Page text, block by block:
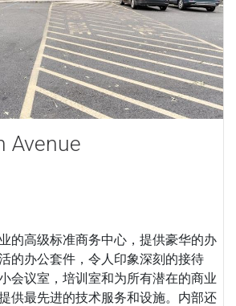
Avenue
的高级标准商务中心，提供豪华的办
的办公套件，令人印象深刻的接待
会议室，培训室和为所有潜在的商业
供最先进的技术服务和设施。内部还